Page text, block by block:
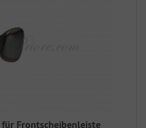
Frontscheibenleiste